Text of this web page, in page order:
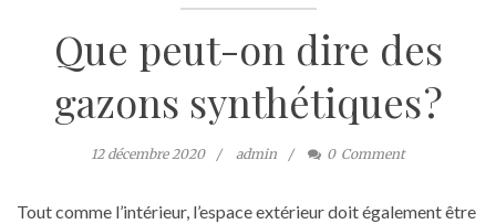
Que peut-on dire des
gazons synthétiques ?
12 décembre 2020 admin 0 Comment
Tout comme l’intérieur, l’espace extérieur doit également être